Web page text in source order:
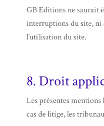
GB Editions ne saurait
interruptions du site, ni
l’utilisation du site.
8. Droit
Les présentes
cas de litige, les